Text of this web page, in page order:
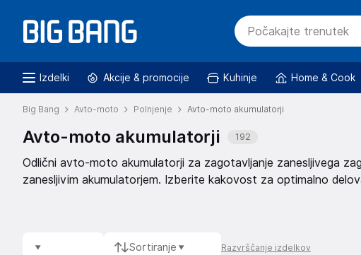
Izdelki Akcije & promocije Kuhinje Home & Cook
Big Bang Avto-moto Polnjenje Avto-moto akumulatorji
Avto-moto akumulatorji 192
Odlični avto-moto akumulatorji za zagotavljanje zanesljivega
zanesljivim akumulatorjem. Izberite kakovost za optimalno
Sortiranje Razvrščanje izdelkov